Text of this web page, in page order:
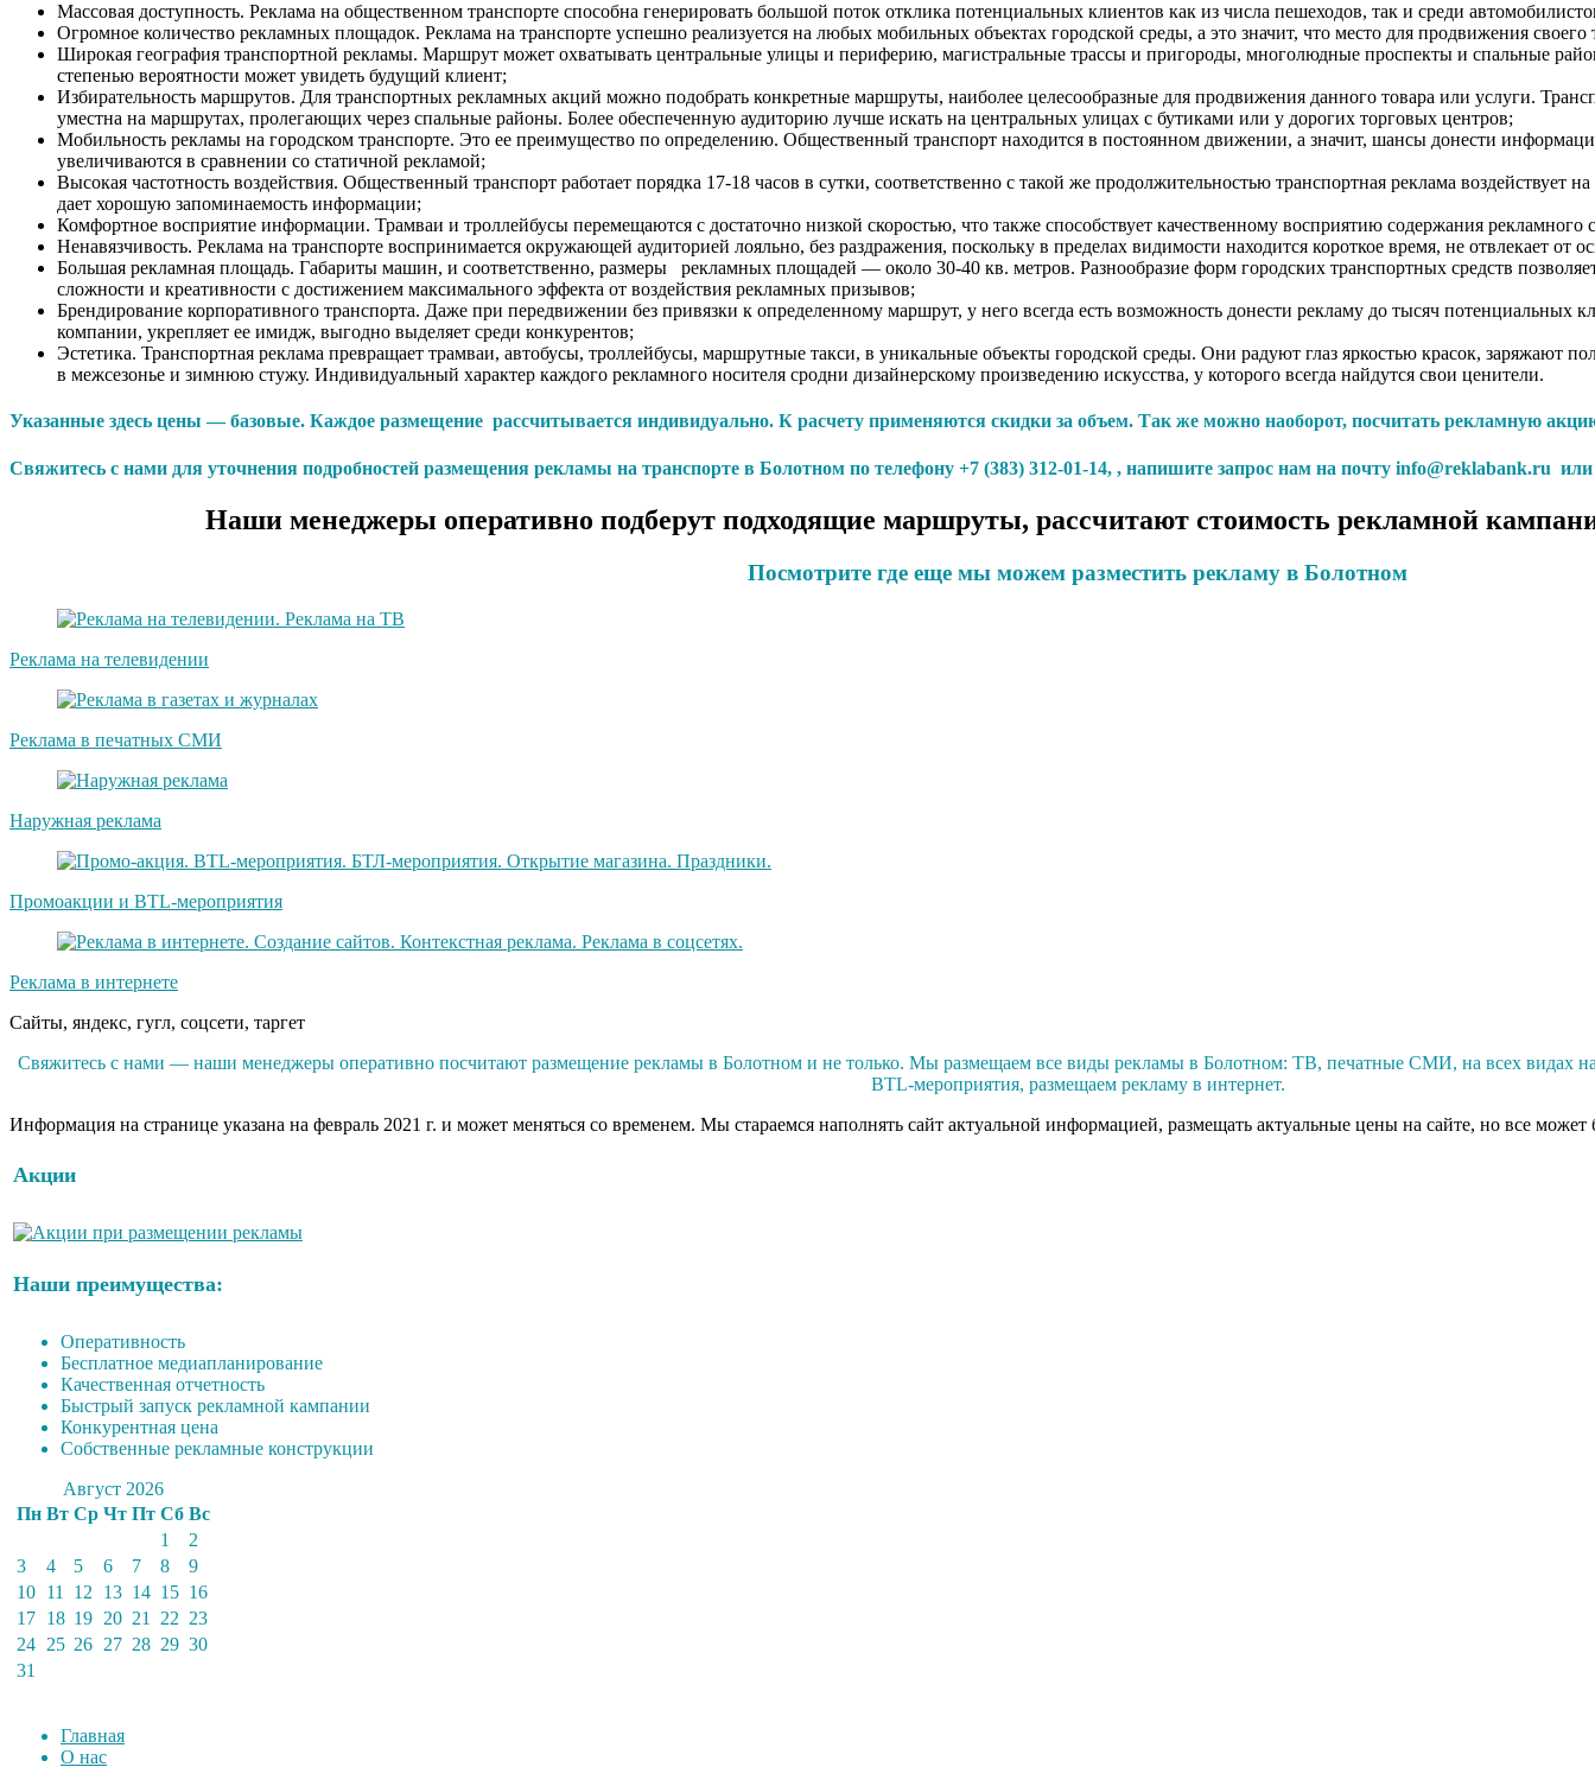
Массовая доступность. Реклама на общественном транспорте способна генерировать большой поток отклика потенциальных клиентов как из числа пешеходов, так и среди
Огромное количество рекламных площадок. Реклама на транспорте успешно реализуется на любых мобильных объектах городской среды, а это значит, что место для продвижения
Широкая география транспортной рекламы. Маршрут может охватывать центральные улицы и периферию, магистральные трассы и пригороды, многолюдные проспекты и спальные
степенью вероятности может увидеть будущий клиент;
Избирательность маршрутов. Для транспортных рекламных акций можно подобрать конкретные маршруты, наиболее целесообразные для продвижения данного товара или услуги.
уместна на маршрутах, пролегающих через спальные районы. Более обеспеченную аудиторию лучше искать на центральных улицах с бутиками или у дорогих торговых центров;
Мобильность рекламы на городском транспорте. Это ее преимущество по определению. Общественный транспорт находится в постоянном движении, а значит, шансы донести
увеличиваются в сравнении со статичной рекламой;
Высокая частотность воздействия. Общественный транспорт работает порядка 17-18 часов в сутки, соответственно с такой же продолжительностью транспортная реклама воздействует
дает хорошую запоминаемость информации;
Комфортное восприятие информации. Трамваи и троллейбусы перемещаются с достаточно низкой скоростью, что также способствует качественному восприятию содержания рекламного
Ненавязчивость. Реклама на транспорте воспринимается окружающей аудиторией лояльно, без раздражения, поскольку в пределах видимости находится короткое время, не отвлекает от
Большая рекламная площадь. Габариты машин, и соответственно, размеры рекламных площадей — около 30-40 кв. метров. Разнообразие форм городских транспортных средств
сложности и креативности с достижением максимального эффекта от воздействия рекламных призывов;
Брендирование корпоративного транспорта. Даже при передвижении без привязки к определенному маршрут, у него всегда есть возможность донести рекламу до тысяч потенциальных
компании, укрепляет ее имидж, выгодно выделяет среди конкурентов;
Эстетика. Транспортная реклама превращает трамваи, автобусы, троллейбусы, маршрутные такси, в уникальные объекты городской среды. Они радуют глаз яркостью красок, заряжают
в межсезонье и зимнюю стужу. Индивидуальный характер каждого рекламного носителя сродни дизайнерскому произведению искусства, у которого всегда найдутся свои ценители.
Указанные здесь цены — базовые. Каждое размещение рассчитывается индивидуально. К расчету применяются скидки за объем. Так же можно наоборот, посчитать рекламную
Свяжитесь с нами для уточнения подробностей размещения рекламы на транспорте в Болотном по телефону +7 (383) 312-01-14, , напишите запрос нам на почту info@reklabank.ru или
Наши менеджеры оперативно подберут подходящие маршруты, рассчитают стоимость рекламной
Посмотрите где еще мы можем разместить рекламу в Болотном
Реклама на телевидении
Реклама в печатных СМИ
Наружная реклама
Промоакции и BTL-мероприятия
Реклама в интернете
Сайты, яндекс, гугл, соцсети, таргет
Свяжитесь с нами — наши менеджеры оперативно посчитают размещение рекламы в Болотном и не только. Мы размещаем все виды рекламы в Болотном: ТВ, печатные СМИ, на всех видах
BTL-мероприятия, размещаем рекламу в интернет.
Информация на странице указана на февраль 2021 г. и может меняться со временем. Мы стараемся наполнять сайт актуальной информацией, размещать актуальные цены на сайте, но все
Акции
Наши преимущества:
Оперативность
Бесплатное медиапланирование
Качественная отчетность
Быстрый запуск рекламной кампании
Конкурентная цена
Собственные рекламные конструкции
Август 2026
Пн Вт Ср Чт Пт Сб Вс
1
2
3
4 5 6 7 8
9
10 11 12 13 14 15 16
17 18 19 20 21 22 23
24 25 26 27 28 29 30
31
Главная
О нас